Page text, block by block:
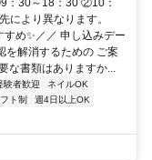
来社不要・履歴書不要
：30～18：30 ②10：
により異なります。
め✨️／／ 申し込みデー
を解消するための ご案
な書類はありますか...
験者歓迎
ネイルOK
ト制
週4日以上OK